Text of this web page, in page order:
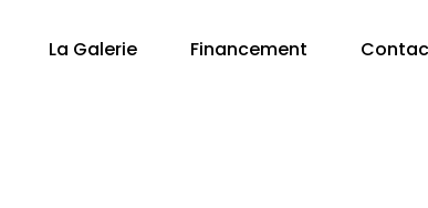
La Galerie Financement